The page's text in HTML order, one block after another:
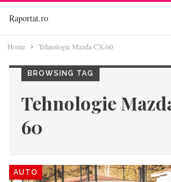
Raportat.ro
Home Tehnologie Mazda CX-60
BROWSING TAG
Tehnologie
60
AUTO